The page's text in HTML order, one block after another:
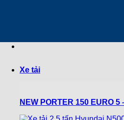
Xe tải
NEW PORTER 150 EURO 5